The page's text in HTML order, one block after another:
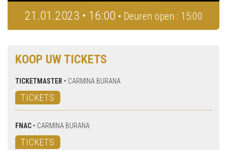
21.01.2023 • 16:00 • Deuren open : 15:00
KOOP UW TICKETS
TICKETMASTER • CARMINA BURANA
TICKETS
FNAC • CARMINA BURANA
TICKETS